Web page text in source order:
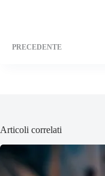
PRECEDENTE
Articoli correlati